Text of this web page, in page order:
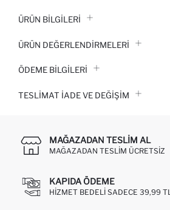
ÜRÜN BILGILERI
ÜRÜN DEĞERLENDİRMELERİ
ÖDEME BİLGİLERİ
TESLIMAT İADE VE DEĞIŞIM
MAĞAZADAN TESLIM AL
MAĞAZADAN TESLIM ÜCRETSIZ
KAPIDA ÖDEME
HIZMET BEDELI SADECE 39,99 TL